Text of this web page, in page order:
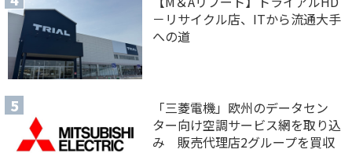
－リサイクル店、ITから流通大手
への道
「三菱電機」欧州のデータセン
ター向け空調サービス網を取り込
み 販売代理店2グループを買収